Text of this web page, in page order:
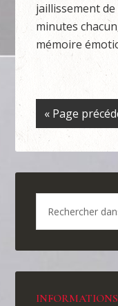
jaillissement
minutes
mémoire
« Page